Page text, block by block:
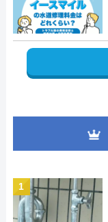
1